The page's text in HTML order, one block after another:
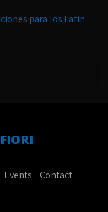
para los Latin
FIORI
Events Contact